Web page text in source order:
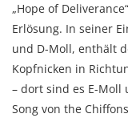
„Hope of
Erlösung. In seiner
und D-Moll, enthält
Kopfnicken in
– dort sind es E-Moll
Song von the